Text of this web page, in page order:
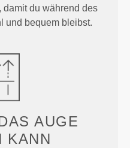
du während des
und bequem bleibst.
AUGE
KANN